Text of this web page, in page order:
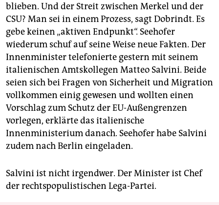
blieben. Und der Streit zwischen Merkel und der
CSU? Man sei in einem Prozess, sagt Dobrindt. Es
gebe keinen „aktiven Endpunkt“. Seehofer
wiederum schuf auf seine Weise neue Fakten. Der
Innenminister telefonierte gestern mit seinem
italienischen Amtskollegen Matteo Salvini. Beide
seien sich bei Fragen von Sicherheit und Migration
vollkommen einig gewesen und wollten einen
Vorschlag zum Schutz der EU-Außengrenzen
vorlegen, erklärte das italienische
Innenministerium danach. Seehofer habe Salvini
zudem nach Berlin eingeladen.
Salvini ist nicht irgendwer. Der Minister ist Chef
der rechts­populistischen Lega-Partei.